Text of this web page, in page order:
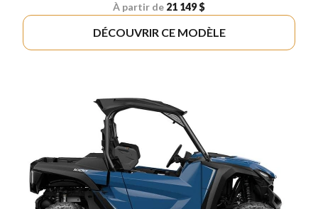
À partir de 21 149 $
DÉCOUVRIR CE MODÈLE